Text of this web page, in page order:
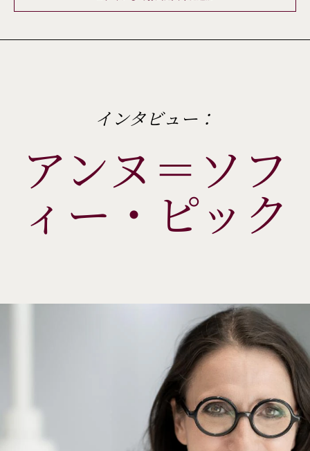
インタビュー：
アンヌ＝ソフ
ィー・ピック